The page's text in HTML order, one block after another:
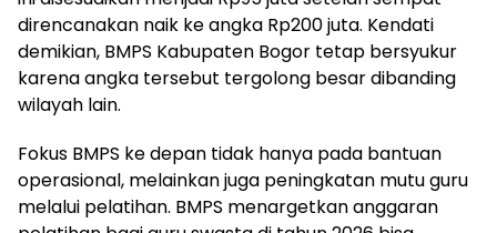
direncanakan naik ke angka Rp200 juta. Kendati
demikian, BMPS Kabupaten Bogor tetap bersyukur
karena angka tersebut tergolong besar dibanding
wilayah lain.
Fokus BMPS ke depan tidak hanya pada bantuan
operasional, melainkan juga peningkatan mutu guru
melalui pelatihan. BMPS menargetkan anggaran